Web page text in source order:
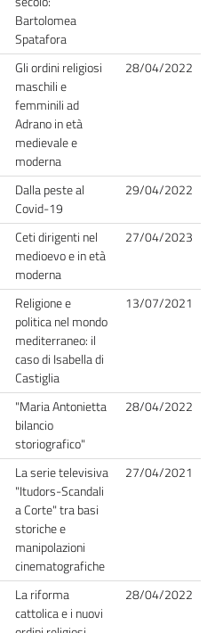
Bartolomea
Spatafora
Gli ordini religiosi
maschili e
femminili ad
Adrano in età
medievale e
moderna
28/04/2022
Dalla peste al
Covid-19
29/04/2022
Ceti dirigenti nel
medioevo e in età
moderna
27/04/2023
Religione e
politica nel mondo
mediterraneo: il
caso di Isabella di
Castiglia
13/07/2021
"Maria Antonietta
bilancio
storiografico"
28/04/2022
La serie televisiva
"Itudors-Scandali
a Corte" tra basi
storiche e
manipolazioni
cinematografiche
27/04/2021
La riforma
cattolica e i nuovi
28/04/2022